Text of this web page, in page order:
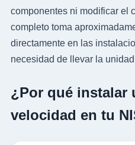
componentes ni modificar el
completo toma
directamente en las
necesidad de llevar la
¿Por qué instalar
velocidad en tu